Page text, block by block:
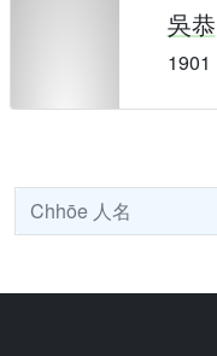
吳恭
1901